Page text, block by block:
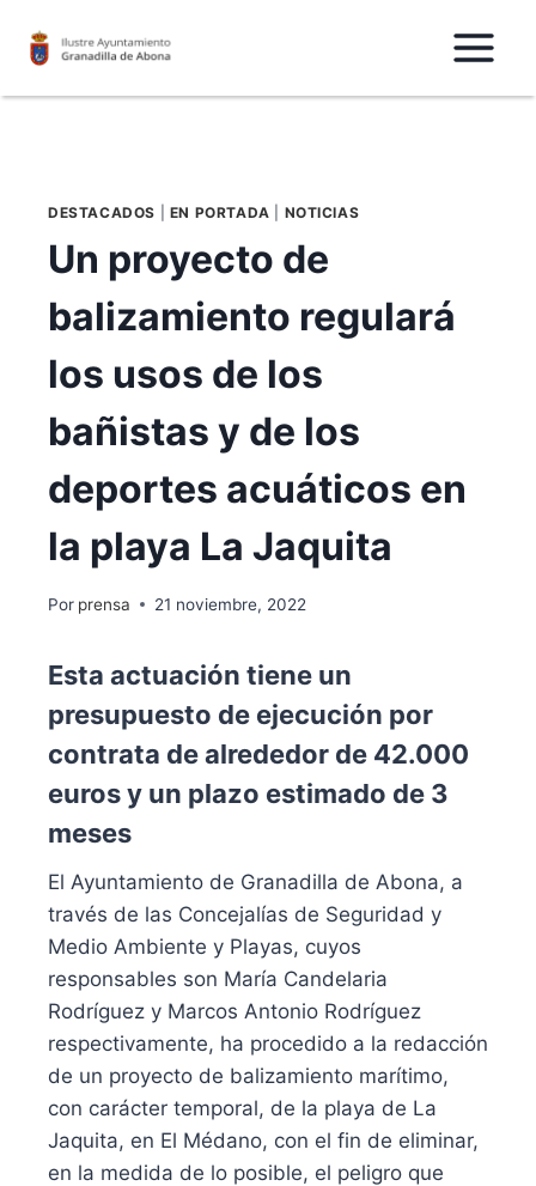
DESTACADOS EN PORTADA NOTICIAS
Un proyecto de
balizamiento regulará
los usos de los
bañistas y de los
deportes acuáticos en
la playa La Jaquita
Por prensa 21 noviembre, 2022
Esta actuación tiene un
presupuesto de ejecución por
contrata de alrededor de 42.000
euros y un plazo estimado de 3
meses
El Ayuntamiento de Granadilla de Abona, a
través de las Concejalías de Seguridad y
Medio Ambiente y Playas, cuyos
responsables son María Candelaria
Rodríguez y Marcos Antonio Rodríguez
respectivamente, ha procedido a la redacción
de un proyecto de balizamiento marítimo,
con carácter temporal, de la playa de La
Jaquita, en El Médano, con el fin de eliminar,
en la medida de lo posible, el peligro que